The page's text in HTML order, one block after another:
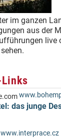
im ganzen
aus der
live
das junge
www.interprace.cz